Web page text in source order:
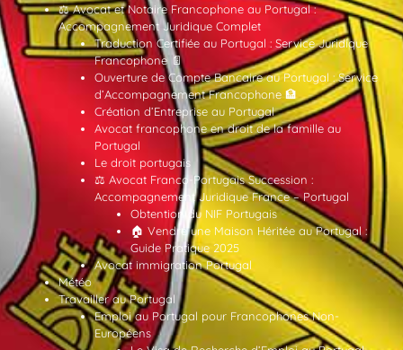
⚖️ Avocat et Notaire Francophone au Portugal :
Accompagnement Juridique Complet
Traduction Certifiée au Portugal : Service Juridique
Francophone 📄
Ouverture de Compte Bancaire au Portugal : Service
d’Accompagnement Francophone 🏦
Création d’Entreprise au Portugal
Avocat francophone en droit de la famille au
Portugal
Le droit portugais
⚖️ Avocat Franco-Portugais Succession :
Accompagnement Juridique France – Portugal
Obtention du NIF Portugais
🏠 Vendre une Maison Héritée au Portugal :
Guide Pratique 2025
Avocat immigration Portugal
Météo
Travailler au Portugal
Emploi au Portugal pour Francophones Non-
Européens